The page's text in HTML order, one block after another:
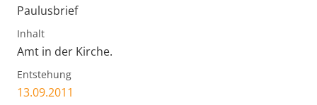
Paulusbrief
Inhalt
Amt in der Kirche.
Entstehung
13.09.2011